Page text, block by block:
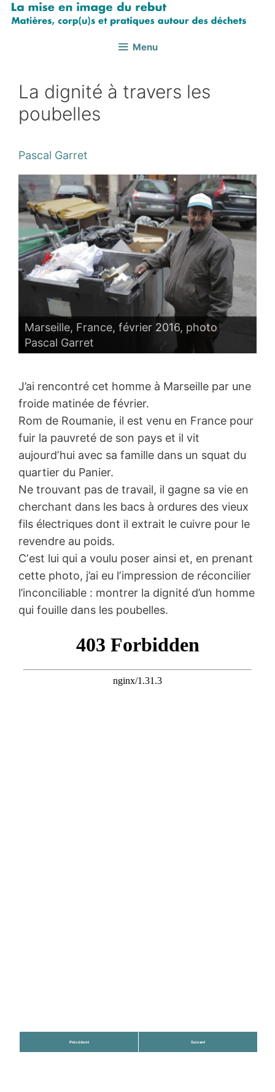
Aller
Menu
La dignité à travers les
poubelles
Pascal Garret
Marseille, France, février 2016, photo
Pascal Garret
J’ai rencontré cet homme à Marseille par une
froide matinée de février.
Rom de Roumanie, il est venu en France pour
fuir la pauvreté de son pays et il vit
aujourdʼhui avec sa famille dans un squat du
quartier du Panier.
Ne trouvant pas de travail, il gagne sa vie en
cherchant dans les bacs à ordures des vieux
fils électriques dont il extrait le cuivre pour le
revendre au poids.
Cʼest lui qui a voulu poser ainsi et, en prenant
cette photo, j’ai eu lʼimpression de réconcilier
l’inconciliable : montrer la dignité d’un homme
qui fouille dans les poubelles.
Précédent Suivant